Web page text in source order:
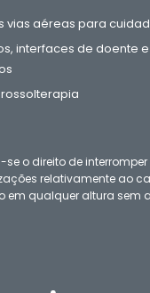
vias aéreas para
interfaces de doente
o direito de interromper
relativamente ao
em qualquer altura sem